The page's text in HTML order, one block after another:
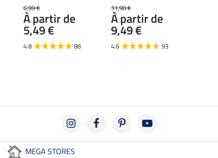
6,99 €
À partir de
5,49 €
4.8 88
11,90 €
À partir de
9,49 €
4.6 93
MEGA STORES